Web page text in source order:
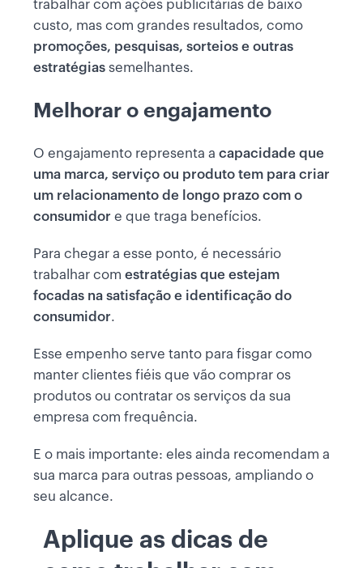
trabalhar com ações publicitárias de baixo
custo, mas com grandes resultados, como
promoções, pesquisas, sorteios e outras
estratégias semelhantes.
Melhorar o engajamento
O engajamento representa a capacidade que
uma marca, serviço ou produto tem para criar
um relacionamento de longo prazo com o
consumidor e que traga benefícios.
Para chegar a esse ponto, é necessário
trabalhar com estratégias que estejam
focadas na satisfação e identificação do
consumidor.
Esse empenho serve tanto para fisgar como
manter clientes fiéis que vão comprar os
produtos ou contratar os serviços da sua
empresa com frequência.
E o mais importante: eles ainda recomendam a
sua marca para outras pessoas, ampliando o
seu alcance.
Aplique as dicas de